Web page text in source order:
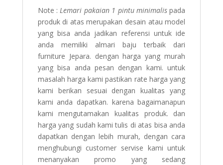
Note :Lemari pakaian 1 pintu minimalispada
produk di atas merupakan desain atau model
yang bisa anda jadikan referensi untuk ide
anda memiliki almari baju terbaik dari
furniture Jepara. dengan harga yang murah
yang bisa anda pesan dengan kami. untuk
masalah harga kami pastikan rate harga yang
kami berikan sesuai dengan kualitas yang
kami anda dapatkan. karena bagaimanapun
kami mengutamakan kualitas produk. dan
harga yang sudah kami tulis di atas bisa anda
dapatkan dengan lebih murah, dengan cara
menghubungi customer servise kami untuk
menanyakan promo yang sedang